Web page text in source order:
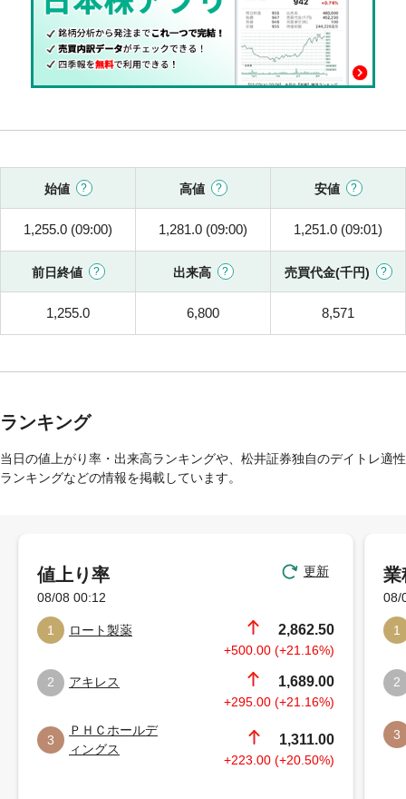
始値 高値 安値
1,255.0 (09:00) 1,281.0 (09:00) 1,251.0 (09:01)
前日終値 出来高 売買代金(千円)
1,255.0 6,800 8,571
ランキング
当日の値上がり率・出来高ランキングや、松井証券独自のデイトレ適性
ランキングなどの情報を掲載しています。